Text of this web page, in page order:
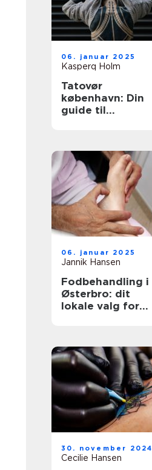
06. januar 2025
Kasperq Holm
Tatovør
københavn: Din
guide til
06. januar 2025
Jannik Hansen
Fodbehandling i
Østerbro: dit
lokale valg for
30. november 2024
Cecilie Hansen